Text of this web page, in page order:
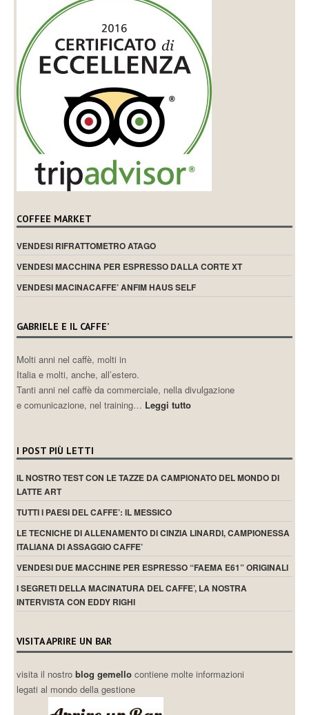
COFFEE MARKET
VENDESI RIFRATTOMETRO ATAGO
VENDESI MACCHINA PER ESPRESSO DALLA CORTE XT
VENDESI MACINACAFFE’ ANFIM HAUS SELF
GABRIELE E IL CAFFE’
Molti anni nel caffè, molti in
Italia e molti, anche, all’estero.
Tanti anni nel caffè da commerciale, nella divulgazione
e comunicazione, nel training… Leggi tutto
I POST PIÙ LETTI
IL NOSTRO TEST CON LE TAZZE DA CAMPIONATO DEL MONDO DI
LATTE ART
TUTTI I PAESI DEL CAFFE’: IL MESSICO
LE TECNICHE DI ALLENAMENTO DI CINZIA LINARDI, CAMPIONESSA
ITALIANA DI ASSAGGIO CAFFE’
VENDESI DUE MACCHINE PER ESPRESSO “FAEMA E61” ORIGINALI
I SEGRETI DELLA MACINATURA DEL CAFFE’, LA NOSTRA
INTERVISTA CON EDDY RIGHI
VISITA APRIRE UN BAR
visita il nostroblog gemellocontiene molte informazioni
legati al mondo della gestione